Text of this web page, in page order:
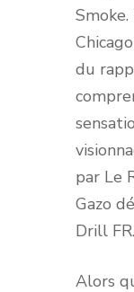
du
par Le
Gazo
Drill FR.
Alors